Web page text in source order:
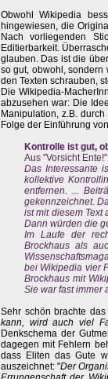
Obwohl Wikipedia
hingewiesen, die
Nach vorliegenden
Editierbarkeit.
glauben. Das ist die
so gut, obwohl, sondern
den Texten schrauben,
Die Wikipedia-
abzusehen war: Die
Manipulation, z.B.
Folge der Einführung
Kontrolle ist gut,
Aus "Vorsicht
Das Interessante
kollektive
entfernen. ...
gekennzeichnet.
ist mit diesem Text
Dann würden die
Im Laufe der
Brockhaus als
bei Wikipedia vier
Brockhaus mit
Sie war fast immer
Sehr schön brachte
kann, wird auch viel
Denkschema der
dagegen mit Fehlern
dass Eliten das Gute
auszeichnet: "Der